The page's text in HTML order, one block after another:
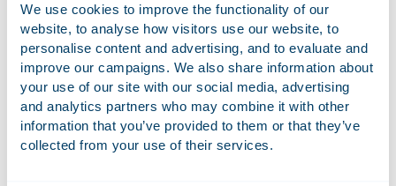
We use cookies to improve the functionality of our
website, to analyse how visitors use our website, to
personalise content and advertising, and to evaluate and
improve our campaigns. We also share information about
your use of our site with our social media, advertising
and analytics partners who may combine it with other
information that you’ve provided to them or that they’ve
collected from your use of their services.
beoordeling van concentraties en
samenwerkingsovereenkomsten zal de Commissie
uitdrukkelijk rekening houden met voordelen – zoals
kostenbesparing, kwaliteitsverbetering en innovatie – die
voortvloeien uit verbeteringen van de Europese
defensieparaatheid, leveringszekerheid en veerkracht van
de toeleveringsketens.